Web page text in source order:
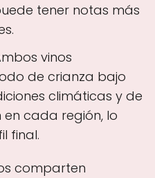
tener notas más
vinos
de crianza bajo
climáticas y de
cada región, lo
final.
comparten